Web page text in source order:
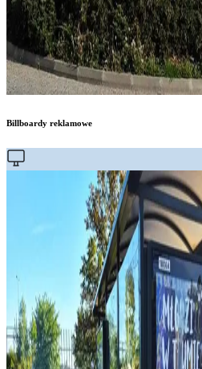
Billboardy reklamowe